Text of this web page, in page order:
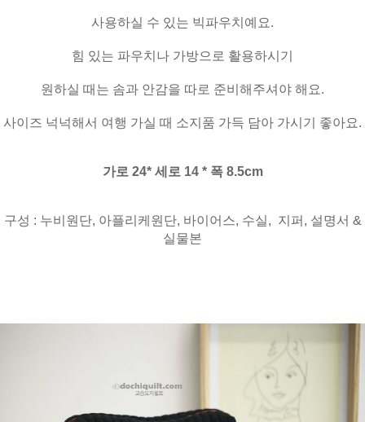
사용하실 수 있는 빅파우치예요.
힘 있는 파우치나 가방으로 활용하시기
원하실 때는 솜과 안감을 따로 준비해주셔야 해요.
사이즈 넉넉해서 여행 가실 때 소지품 가득 담아 가시기 좋아요.
가로 24* 세로 14 * 폭 8.5cm
구성 : 누비원단, 아플리케원단, 바이어스, 수실, 지퍼, 설명서 &
실물본